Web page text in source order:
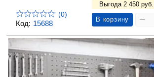
Код: 15688
(0)
Выгода 2 450 руб.
В корзину